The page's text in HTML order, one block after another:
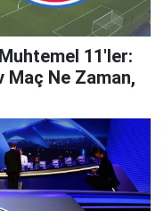
11'ler:
Maç Ne Zaman,